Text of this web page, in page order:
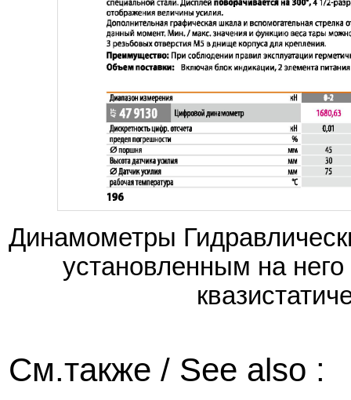
Динамометры
установленным на
См.также / See also :